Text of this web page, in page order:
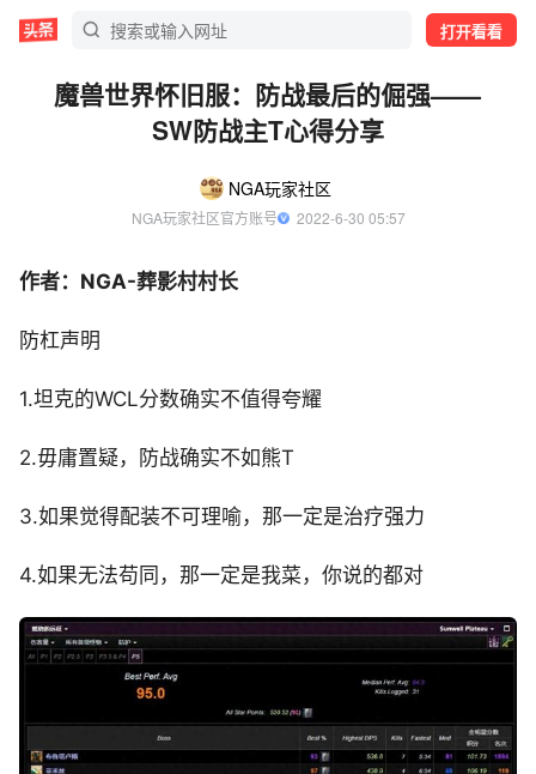
打开看看
魔兽世界怀旧服：防战最后的倔强——
SW防战主T心得分享
NGA玩家社区
NGA玩家社区官方账号
  2022-6-30 05:57
作者：NGA-葬影村村长
防杠声明
1.坦克的WCL分数确实不值得夸耀
2.毋庸置疑，防战确实不如熊T
3.如果觉得配装不可理喻，那一定是治疗强力
4.如果无法苟同，那一定是我菜，你说的都对